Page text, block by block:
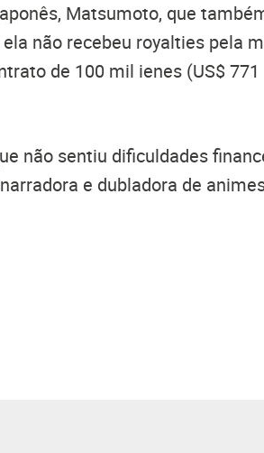
Matsumoto, que
não recebeu royalties pela
de 100 mil ienes (US$
não sentiu dificuldades
e dubladora de